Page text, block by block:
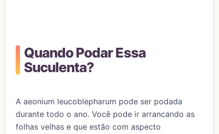
Quando Podar Essa
Suculenta?
A aeonium leucoblepharum pode ser podada
durante todo o ano. Você pode ir arrancando as
folhas velhas e que estão com aspecto